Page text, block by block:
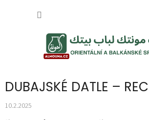
DUBAJSKÉ DATLE –
10.2.2025